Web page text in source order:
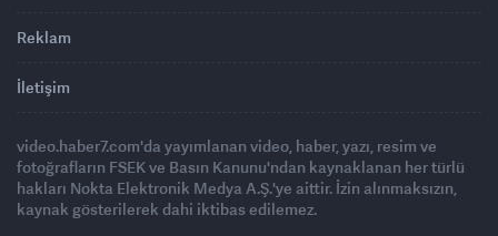
Reklam
İletişim
video.haber7.com'da yayımlanan video, haber, yazı, resim ve
fotoğrafların FSEK ve Basın Kanunu'ndan kaynaklanan her türlü
hakları Nokta Elektronik Medya A.Ş.'ye aittir. İzin alınmaksızın,
kaynak gösterilerek dahi iktibas edilemez.